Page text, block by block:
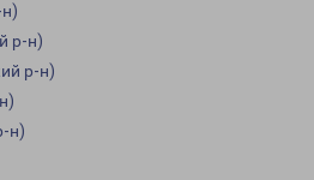
р-н)
р-н)
н)